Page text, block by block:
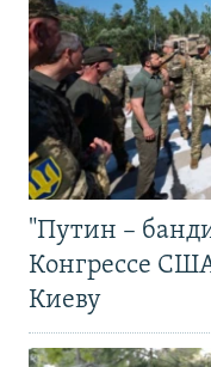
"Путин –
Конгрессе
Киеву